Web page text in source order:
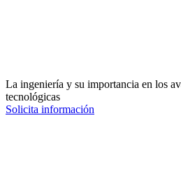
La ingeniería y su importancia en los
tecnológicas
Solicita información